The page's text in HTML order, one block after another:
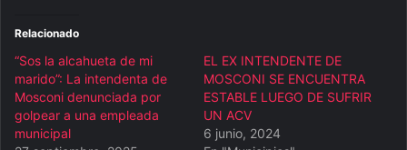
Relacionado
“Sos la alcahueta de mi
marido”: La intendenta de
Mosconi denunciada por
golpear a una empleada
municipal
EL EX INTENDENTE DE
MOSCONI SE ENCUENTRA
ESTABLE LUEGO DE SUFRIR
UN ACV
6 junio, 2024